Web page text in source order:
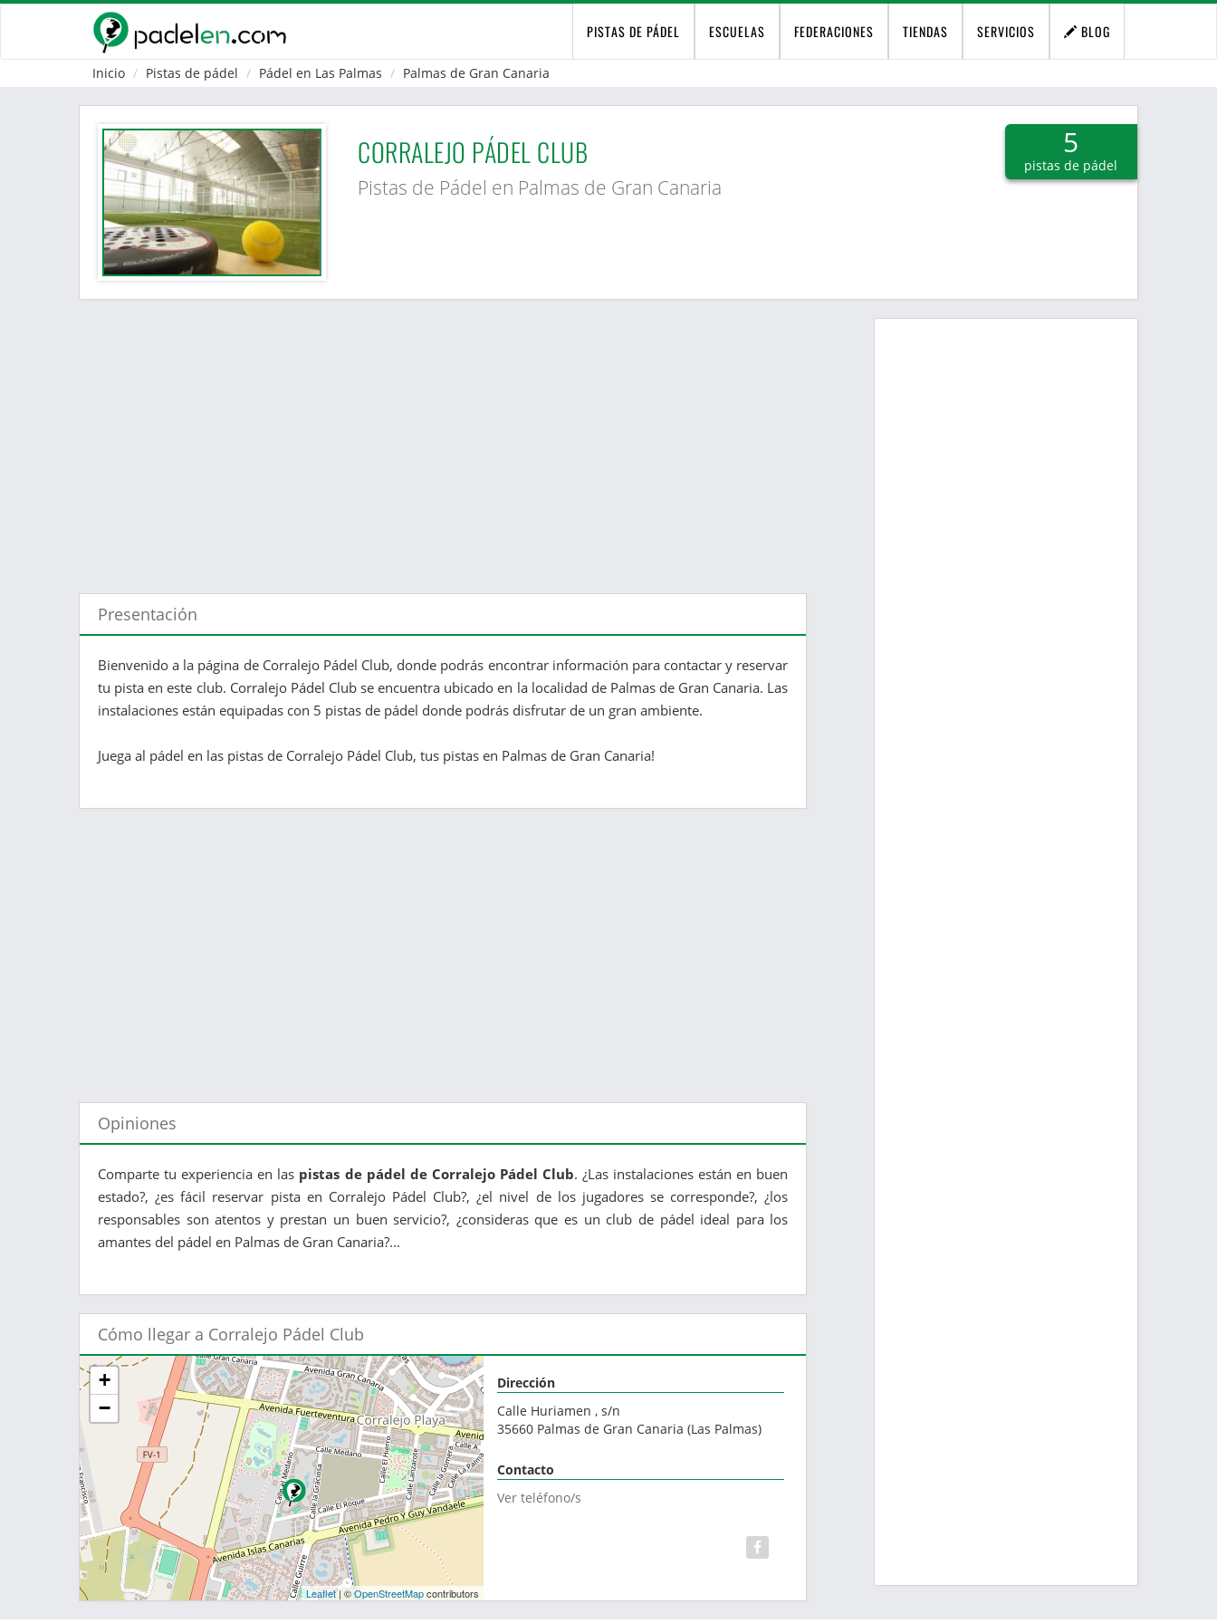
PISTAS DE PÁDEL ESCUELAS FEDERACIONES TIENDAS SERVICIOS BLOG
Inicio Pistas de pádel Pádel en Las Palmas Palmas de Gran Canaria
CORRALEJO PÁDEL CLUB
Pistas de Pádel en Palmas de Gran Canaria
5
pistas de pádel
Presentación
Bienvenido a la página de Corralejo Pádel Club, donde podrás encontrar información para contactar y reservar
tu pista en este club. Corralejo Pádel Club se encuentra ubicado en la localidad de Palmas de Gran Canaria. Las
instalaciones están equipadas con 5 pistas de pádel donde podrás disfrutar de un gran ambiente.
Juega al pádel en las pistas de Corralejo Pádel Club, tus pistas en Palmas de Gran Canaria!
Opiniones
Comparte tu experiencia en las pistas de pádel de Corralejo Pádel Club. ¿Las instalaciones están en buen
estado?, ¿es fácil reservar pista en Corralejo Pádel Club?, ¿el nivel de los jugadores se corresponde?, ¿los
responsables son atentos y prestan un buen servicio?, ¿consideras que es un club de pádel ideal para los
amantes del pádel en Palmas de Gran Canaria?...
Cómo llegar a Corralejo Pádel Club
+
−
Leaflet| ©OpenStreetMapcontributors
Dirección
Calle Huriamen , s/n
35660 Palmas de Gran Canaria (Las Palmas)
Contacto
Ver teléfono/s